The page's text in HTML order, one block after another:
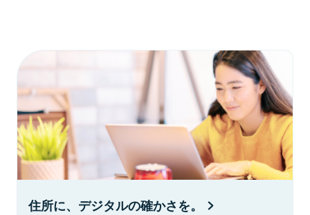
住所に、デジタルの確かさを。